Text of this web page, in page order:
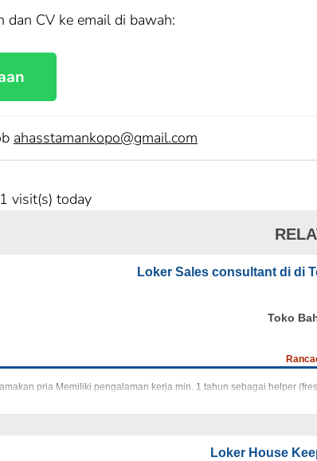
dan CV ke email di bawah:
ahasstamankopo@gmail.com
visit(s) today
Loker Sales consultant di di
Toko
pria Memiliki pengalaman kerja min. 1 tahun sebagai helper
Loker House